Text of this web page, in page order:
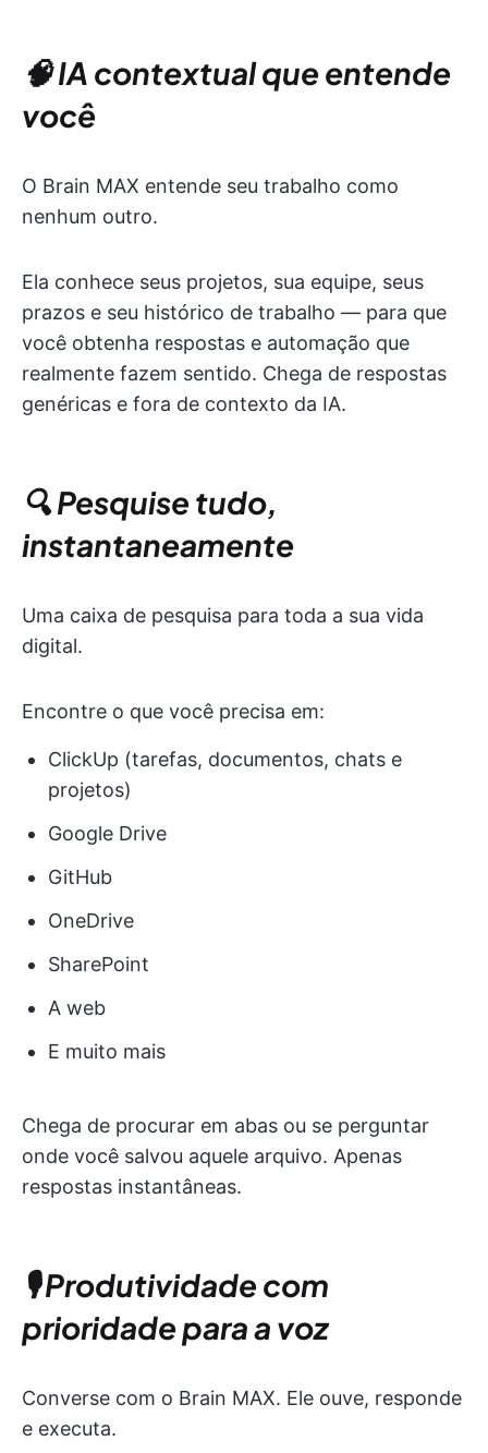
🧠 IA contextual que entende
você
O Brain MAX entende seu trabalho como
nenhum outro.
Ela conhece seus projetos, sua equipe, seus
prazos e seu histórico de trabalho — para que
você obtenha respostas e automação que
realmente fazem sentido. Chega de respostas
genéricas e fora de contexto da IA.
🔍 Pesquise tudo,
instantaneamente
Uma caixa de pesquisa para toda a sua vida
digital.
Encontre o que você precisa em:
ClickUp (tarefas, documentos, chats e
projetos)
Google Drive
GitHub
OneDrive
SharePoint
A web
E muito mais
Chega de procurar em abas ou se perguntar
onde você salvou aquele arquivo. Apenas
respostas instantâneas.
🎙️ Produtividade com
prioridade para a voz
Converse com o Brain MAX. Ele ouve, responde
e executa.